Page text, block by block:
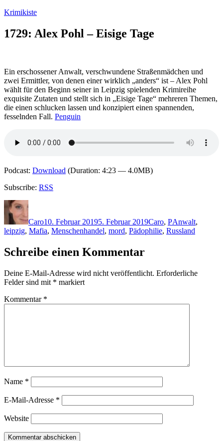
Zum
springen
Krimikiste
1729: Alex Pohl – Eisige Tage
Ein erschossener Anwalt, verschwundene Straßenmädchen und
zwei Ermittler, von denen einer wirklich „anders“ ist – Alex Pohl
wählt für den Beginn seiner in Leipzig spielenden Krimireihe
exquisite Zutaten und stellt sich in „Eisige Tage“ mehreren Themen,
die einen schlucken lassen und konzipiert einen spannenden,
fesselnden Fall. Penguin
Podcast: Download (Duration: 4:23 — 4.0MB)
Subscribe: RSS
Autor
Caro10. Februar 20195. Februar 2019Caro, PAnwalt,
leipzig, Mafia, Menschenhandel, mord, Pädophilie, Russland
Schreibe einen Kommentar
Deine E-Mail-Adresse wird nicht veröffentlicht. Erforderliche
Felder sind mit * markiert
Kommentar *
Name *
E-Mail-Adresse *
Website